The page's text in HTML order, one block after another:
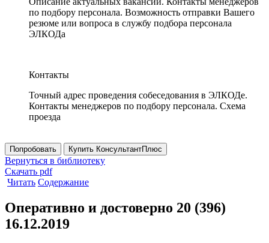
по подбору персонала. Возможность отправки Вашего
резюме или вопроса в службу подбора персонала
ЭЛКОДа
Контакты
Точный адрес проведения собеседования в ЭЛКОДе.
Контакты менеджеров по подбору персонала. Схема
проезда
Попробовать Купить КонсультантПлюс
Вернуться в библиотеку
Скачать pdf
Читать Содержание
Оперативно и достоверно 20 (396)
16.12.2019